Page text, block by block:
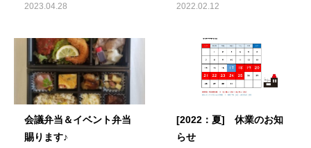
2023.04.28 2022.02.12
会議弁当＆イベント弁当
賜ります♪
[2022：夏] 休業のお知
らせ